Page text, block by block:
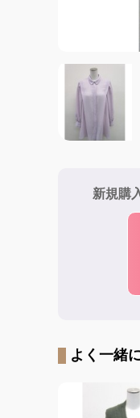
新規購
よく一緒